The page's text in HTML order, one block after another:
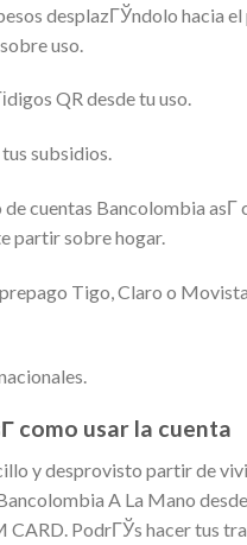
desplazГЎndolo hacia el
uso.
QR desde tu uso.
subsidios.
cuentas Bancolombia asГ­
partir sobre hogar.
Tigo, Claro o
como usar la cuenta
y desprovisto partir de
A La Mano
CARD. PodrГЎs hacer tus